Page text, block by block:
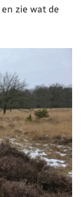
en zie wat de